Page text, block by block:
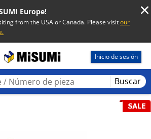
Europe!
from the USA or Canada. Please visitour
Inicio de sesión
Buscar